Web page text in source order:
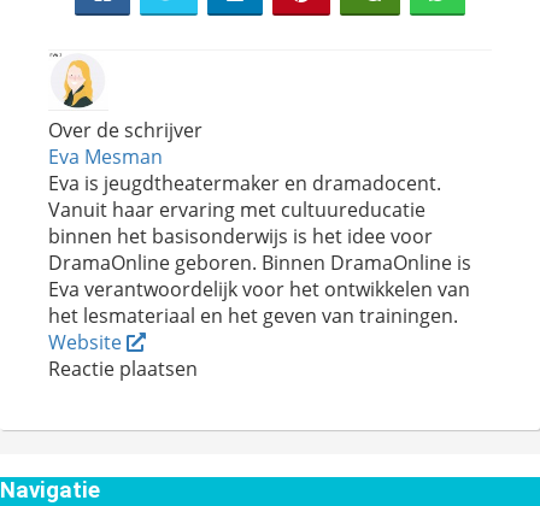
Over de schrijver
Eva Mesman
Eva is jeugdtheatermaker en dramadocent.
Vanuit haar ervaring met cultuureducatie
binnen het basisonderwijs is het idee voor
DramaOnline geboren. Binnen DramaOnline is
Eva verantwoordelijk voor het ontwikkelen van
het lesmateriaal en het geven van trainingen.
Website
Reactie plaatsen
Navigatie